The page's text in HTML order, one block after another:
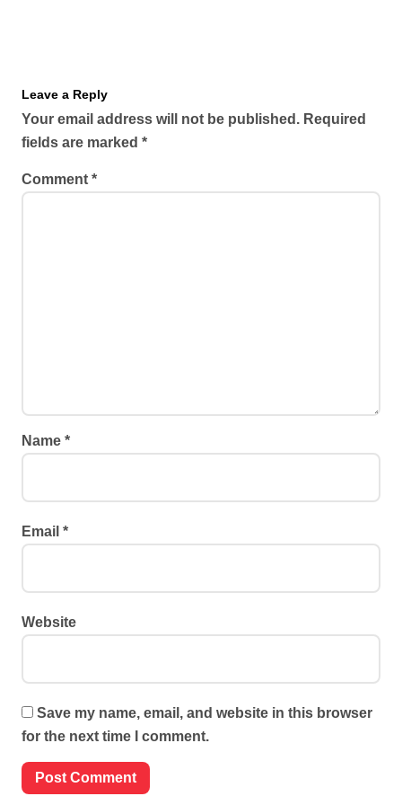
Leave a Reply
Your email address will not be published. Required
fields are marked *
Comment *
Name *
Email *
Website
Save my name, email, and website in this browser
for the next time I comment.